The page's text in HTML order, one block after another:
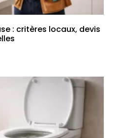
: critères locaux, devis